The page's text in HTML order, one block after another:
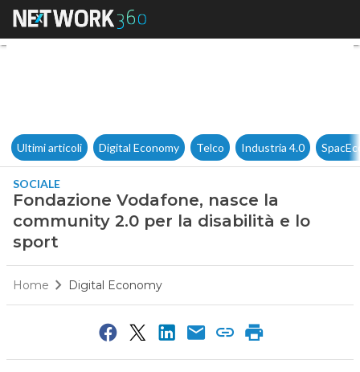
Fondazione Vodafone,
Ultimi articoli Digital Economy Telco Industria 4.0
SOCIALE
Fondazione Vodafone, nasce la
community 2.0 per la disabilità e lo
sport
Home Digital Economy